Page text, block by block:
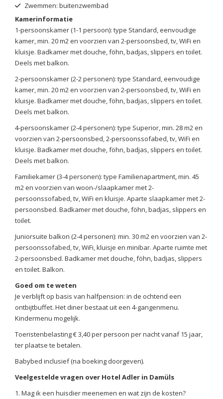
Zwemmen: buitenzwembad
Kamerinformatie
1-persoonskamer (1-1 persoon): type Standard, eenvoudige
kamer, min. 20 m2 en voorzien van 2-persoonsbed, tv, WiFi en
kluisje. Badkamer met douche, föhn, badjas, slippers en toilet.
Deels met balkon.
2-persoonskamer (2-2 personen): type Standard, eenvoudige
kamer, min. 20 m2 en voorzien van 2-persoonsbed, tv, WiFi en
kluisje. Badkamer met douche, föhn, badjas, slippers en toilet.
Deels met balkon.
4-persoonskamer (2-4 personen): type Superior, min. 28 m2 en
voorzien van 2-persoonsbed, 2-persoonssofabed, tv, WiFi en
kluisje. Badkamer met douche, föhn, badjas, slippers en toilet.
Deels met balkon.
Familiekamer (3-4 personen): type Familienapartment, min. 45
m2 en voorzien van woon-/slaapkamer met 2-
persoonssofabed, tv, WiFi en kluisje. Aparte slaapkamer met 2-
persoonsbed. Badkamer met douche, föhn, badjas, slippers en
toilet.
Juniorsuite balkon (2-4 personen): min. 30 m2 en voorzien van 2-
persoonssofabed, tv, WiFi, kluisje en minibar. Aparte ruimte met
2-persoonsbed. Badkamer met douche, föhn, badjas, slippers
en toilet. Balkon.
Goed om te weten
Je verblijft op basis van halfpension: in de ochtend een
ontbijtbuffet. Het diner bestaat uit een 4-gangenmenu.
Kindermenu mogelijk.
Toeristenbelasting € 3,40 per persoon per nacht vanaf 15 jaar,
ter plaatse te betalen.
Babybed inclusief (na boeking doorgeven).
Veelgestelde vragen over Hotel Adler in Damüls
1. Mag ik een huisdier meenemen en wat zijn de kosten?